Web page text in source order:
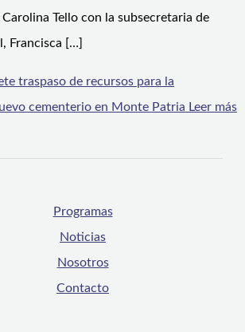
Tello con la subsecretaria de
Francisca […]
traspaso de recursos para la
cementerio en Monte Patria Leer más
Programas
Noticias
Nosotros
Contacto